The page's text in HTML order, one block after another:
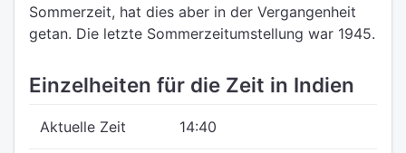
Sommerzeit, hat dies aber in der Vergangenheit
getan. Die letzte Sommerzeitumstellung war 1945.
Einzelheiten für die Zeit in Indien
Aktuelle Zeit 14:40